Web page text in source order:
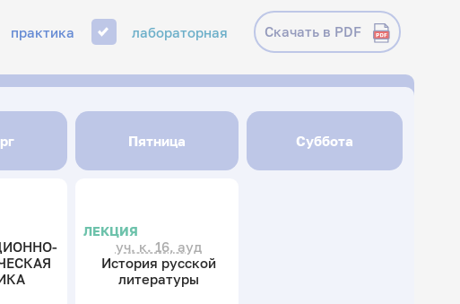
практика лабораторная Скачать в PDF
Пятница Суббота
ЛЕКЦИЯ
уч. к. 16, ауд
История русской
литературы